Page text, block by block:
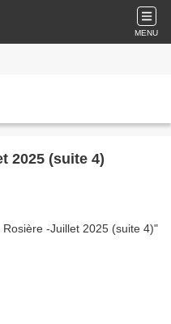
MENU
2025 (suite 4)